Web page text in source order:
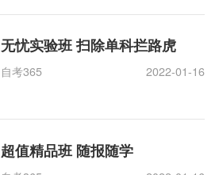
无忧实验班 扫除单科拦路虎
自考365 2022-01-16
超值精品班 随报随学